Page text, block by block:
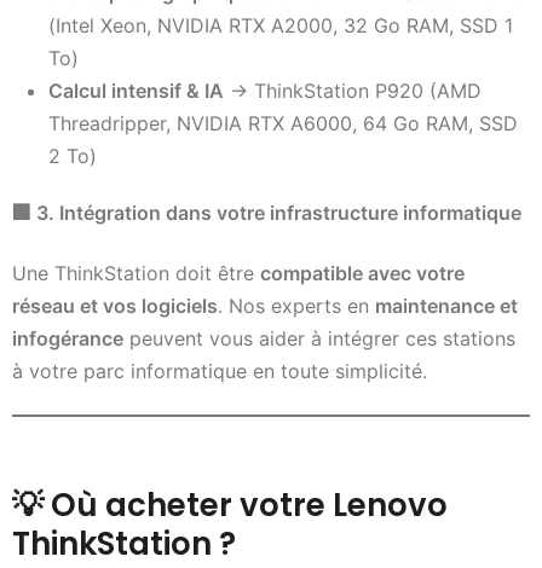
(Intel Xeon, NVIDIA RTX A2000, 32 Go RAM, SSD 1
To)
Calcul intensif & IA → ThinkStation P920 (AMD
Threadripper, NVIDIA RTX A6000, 64 Go RAM, SSD
2 To)
🏢 3. Intégration dans votre infrastructure informatique
Une ThinkStation doit être compatible avec votre
réseau et vos logiciels. Nos experts en maintenance et
infogérance peuvent vous aider à intégrer ces stations
à votre parc informatique en toute simplicité.
💡Où acheter votre Lenovo
ThinkStation ?